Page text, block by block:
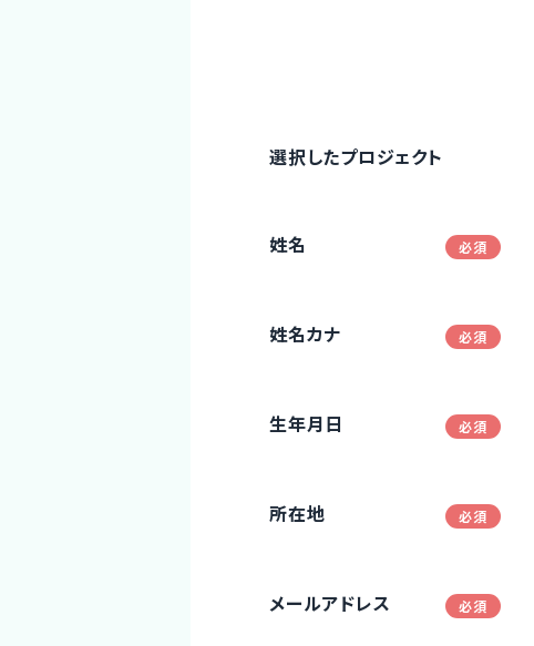
選択したプロジェクト
姓名
姓名カナ
生年月日
所在地
メールアドレス